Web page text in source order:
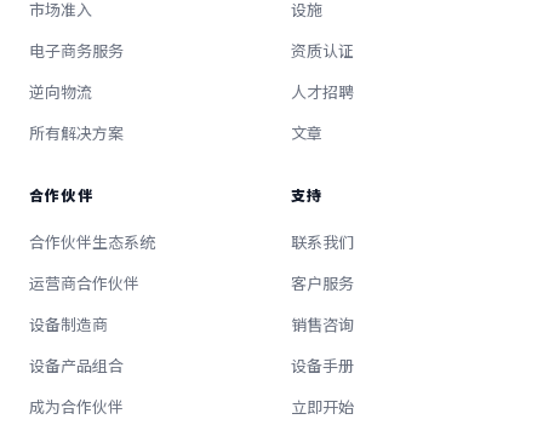
市场准入
电子商务服务
逆向物流
所有解决方案
设施
资质认证
人才招聘
文章
合作伙伴
合作伙伴生态系统
运营商合作伙伴
设备制造商
设备产品组合
成为合作伙伴
支持
联系我们
客户服务
销售咨询
设备手册
立即开始